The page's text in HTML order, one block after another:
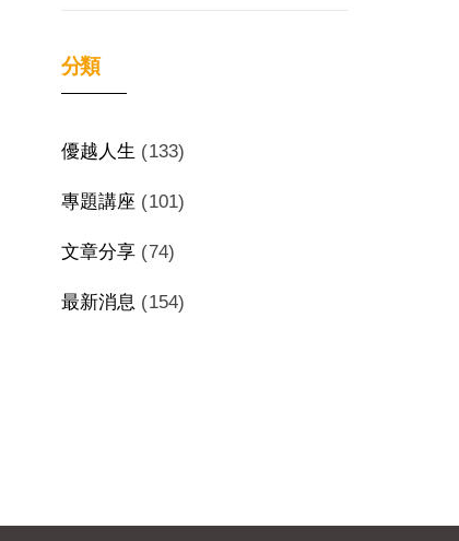
分類
優越人生 (133)
專題講座 (101)
文章分享 (74)
最新消息 (154)